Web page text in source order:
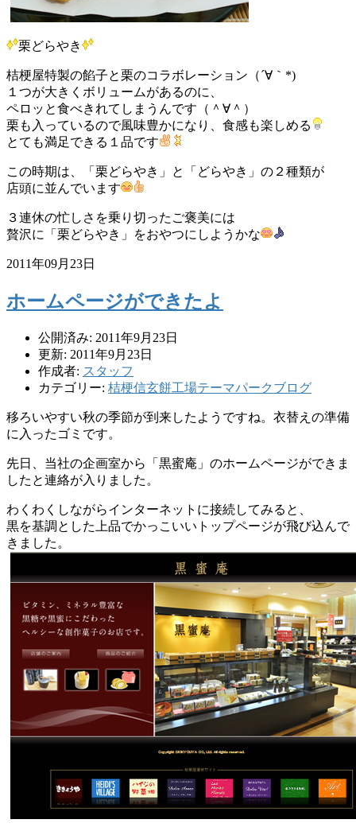
栗どらやき
桔梗屋特製の餡子と栗のコラボレーション（´∀｀*)
１つが大きくボリュームがあるのに、
ペロッと食べきれてしまうんです（＾∀＾）
栗も入っているので風味豊かになり、食感も楽しめる
とても満足できる１品です
この時期は、「栗どらやき」と「どらやき」の２種類が
店頭に並んでいます
３連休の忙しさを乗り切ったご褒美には
贅沢に「栗どらやき」をおやつにしようかな
2011年09月23日
ホームページができたよ
公開済み: 2011年9月23日
更新: 2011年9月23日
作成者: スタッフ
カテゴリー: 桔梗信玄餅工場テーマパークブログ
移ろいやすい秋の季節が到来したようですね。衣替えの準備
に入ったゴミです。
先日、当社の企画室から「黒蜜庵」のホームページができま
したと連絡が入りました。
わくわくしながらインターネットに接続してみると、
黒を基調とした上品でかっこいいトップページが飛び込んで
きました。